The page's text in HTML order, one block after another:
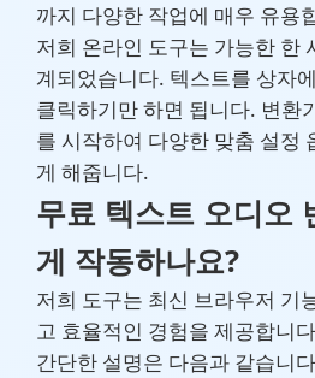
까지 다양한 작업에 매우 유용
저희 온라인 도구는 가능한 한
계되었습니다. 텍스트를 상자
클릭하기만 하면 됩니다. 변환
를 시작하여 다양한 맞춤 설정
게 해줍니다.
무료 텍스트 오디오
게 작동하나요?
저희 도구는 최신 브라우저 기
고 효율적인 경험을 제공합니
간단한 설명은 다음과 같습니